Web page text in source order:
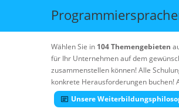
Wählen Sie in 104 Themengebieten
für Ihr Unternehmen auf dem
zusammenstellen können! Alle
konkrete Herausforderungen buchen!
Unsere